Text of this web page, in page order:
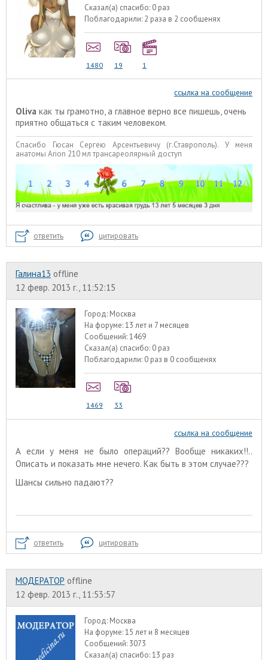
Сказал(а) спасибо: 0 раз
Поблагодарили: 2 раза в 2 сообщенях
1480 19 1
ссылка на сообщение
Oliva как ты грамотно, а главное верно все пишешь, очень
приятно общаться с таким человеком.
Спасибо Гюсан Сергею Арсентьевичу (г.Ставрополь). У меня
анатомы Arion 210 мл трансареолярный доступ
ответить цитировать
Галина13 offline
12 февр. 2013 г., 11:52:15
Город: Москва
На форуме:13 лет и 7 месяцев
Сообщений:1469
Сказал(а) спасибо: 0 раз
Поблагодарили: 0 раз в 0 сообщенях
1469 33
ссылка на сообщение
А если у меня не было операций?? Вообще никаких!!..
Описать и показать мне нечего. Как быть в этом случае???
Шансы сильно падают??
ответить цитировать
МОДЕРАТОР offline
12 февр. 2013 г., 11:53:57
Город: Москва
На форуме:15 лет и 8 месяцев
Сообщений: 3073
Сказал(а) спасибо:13 раз